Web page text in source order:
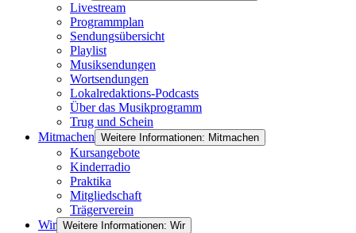
Livestream
Programmplan
Sendungsübersicht
Playlist
Musiksendungen
Wortsendungen
Lokalredaktions-Podcasts
Über das Musikprogramm
Trug und Schein
Mitmachen Weitere Informationen: Mitmachen
Kursangebote
Kinderradio
Praktika
Mitgliedschaft
Trägerverein
Wir Weitere Informationen: Wir